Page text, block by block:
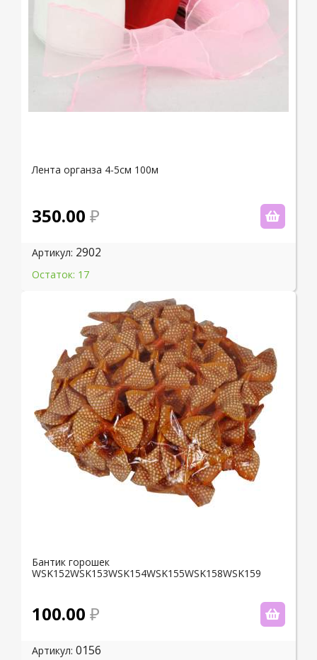
Лента органза 4-5см 100м
350.00
Артикул: 2902
Остаток: 17
Бантик горошек
WSK152WSK153WSK154WSK155WSK158WSK159
100.00
Артикул: 0156